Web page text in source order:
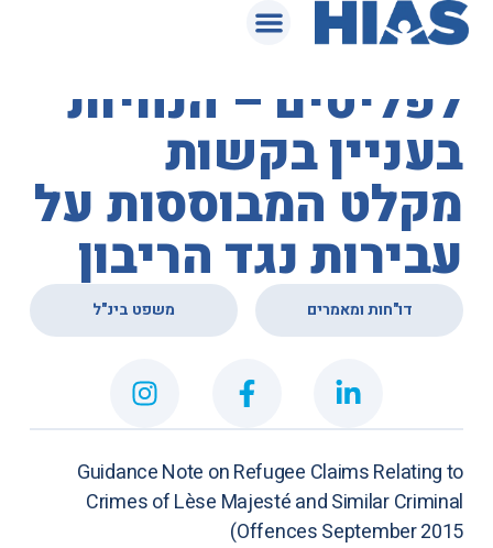
המאגר המשפטי
נציבות האו"ם
לפליטים – הנחיות
בעניין בקשות
מקלט המבוססות על
עבירות נגד הריבון
דו"חות ומאמרים משפט בינ"ל
Guidance Note on Refugee Claims Relating to
Crimes of Lèse Majesté and Similar Criminal
Offences September 2015)